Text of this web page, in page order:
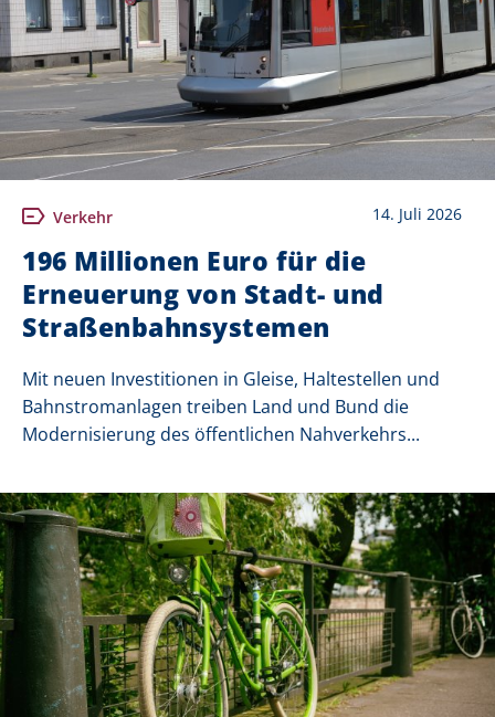
Verkehr 14. Juli 2026
196 Millionen Euro für die
Erneuerung von Stadt- und
Straßenbahnsystemen
Mit neuen Investitionen in Gleise, Haltestellen und
Bahnstromanlagen treiben Land und Bund die
Modernisierung des öffentlichen Nahverkehrs...